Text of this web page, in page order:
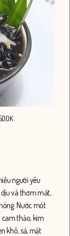
người yêu
và thơm mát,
Nước mót
cam thảo, kim
khô, sả, mật